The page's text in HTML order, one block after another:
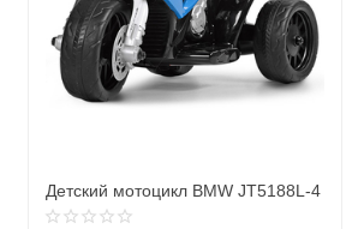
Детский мотоцикл BMW JT5188L-2